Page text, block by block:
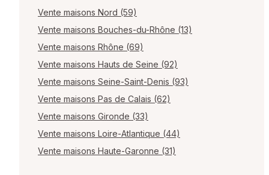
Vente maisons Nord (59)
Vente maisons Bouches-du-Rhône (13)
Vente maisons Rhône (69)
Vente maisons Hauts de Seine (92)
Vente maisons Seine-Saint-Denis (93)
Vente maisons Pas de Calais (62)
Vente maisons Gironde (33)
Vente maisons Loire-Atlantique (44)
Vente maisons Haute-Garonne (31)